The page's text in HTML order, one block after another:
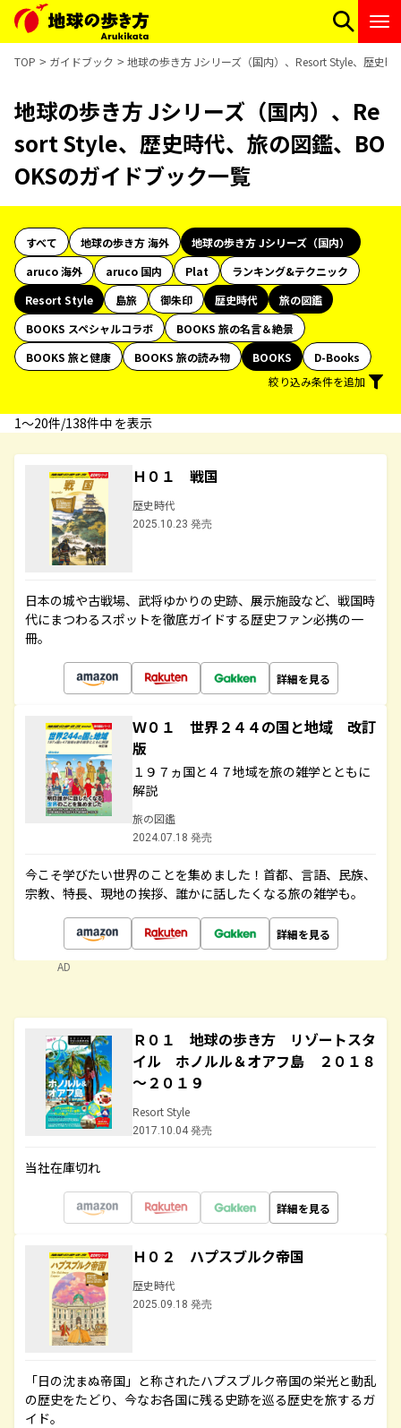
TOP ガイドブック 地球の歩き方 Jシリーズ（国内）、Resort Style、歴史
地球の歩き方 Jシリーズ（国内）、Re
sort Style、歴史時代、旅の図鑑、BO
OKSのガイドブック一覧
すべて 地球の歩き方 海外
地球の歩き方 Jシリーズ（国内）
aruco 海外
aruco 国内 Plat
ランキング&テクニック
Resort Style
島旅 御朱印 歴史時代
旅の図鑑
BOOKS スペシャルコラボ
BOOKS 旅の名言＆絶景
BOOKS 旅と健康
BOOKS 旅の読み物 BOOKS
D-Books
絞り込み条件を追加
1〜20件/138件中 を表示
Ｈ０１ 戦国
歴史時代
2025.10.23 発売
日本の城や古戦場、武将ゆかりの史跡、展示施設など、戦国時
代にまつわるスポットを徹底ガイドする歴史ファン必携の一
冊。
詳細を見る
Ｗ０１ 世界２４４の国と地域 改訂
版
１９７ヵ国と４７地域を旅の雑学とともに
解説
旅の図鑑
2024.07.18 発売
今こそ学びたい世界のことを集めました！首都、言語、民族、
宗教、特長、現地の挨拶、誰かに話したくなる旅の雑学も。
詳細を見る
AD
Ｒ０１ 地球の歩き方 リゾートスタ
イル ホノルル＆オアフ島 ２０１８
～２０１９
Resort Style
2017.10.04 発売
当社在庫切れ
詳細を見る
Ｈ０２ ハプスブルク帝国
歴史時代
2025.09.18 発売
「日の沈まぬ帝国」と称されたハプスブルク帝国の栄光と動乱
の歴史をたどり、今なお各国に残る史跡を巡る歴史を旅するガ
イド。